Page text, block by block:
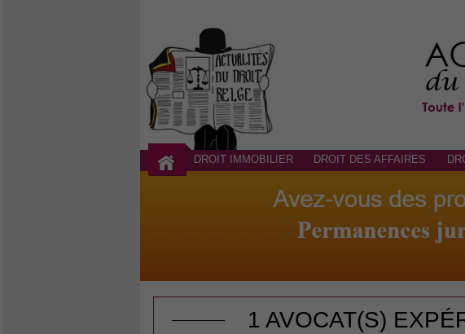
DROIT IMMOBILIER DROIT DES AFFAIRES
1 AVOCAT(S)